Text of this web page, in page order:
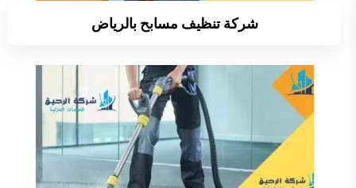
شركة تنظيف مسابح بالرياض